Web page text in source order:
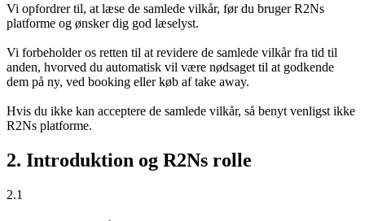
Vi opfordrer til, at læse de samlede vilkår, før du bruger R2Ns
platforme og ønsker dig god læselyst.
Vi forbeholder os retten til at revidere de samlede vilkår fra tid til
anden, hvorved du automatisk vil være nødsaget til at godkende
dem på ny, ved booking eller køb af take away.
Hvis du ikke kan acceptere de samlede vilkår, så benyt venligst ikke
R2Ns platforme.
2. Introduktion og R2Ns rolle
2.1